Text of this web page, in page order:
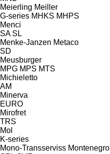
Meierling Meiller
G-series MHKS MHPS
Menci
SA SL
Menke-Janzen Metaco
SD
Meusburger
MPG MPS MTS
Michieletto
AM
Minerva
EURO
Mirofret
TRS
Mol
K-series
Mono-Transserviss Montenegro